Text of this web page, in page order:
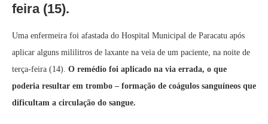
feira (15).
Uma enfermeira foi afastada do Hospital Municipal de Paracatu após
aplicar alguns mililitros de laxante na veia de um paciente, na noite de
terça-feira (14). O remédio foi aplicado na via errada, o que
poderia resultar em trombo – formação de coágulos sanguíneos que
dificultam a circulação do sangue.